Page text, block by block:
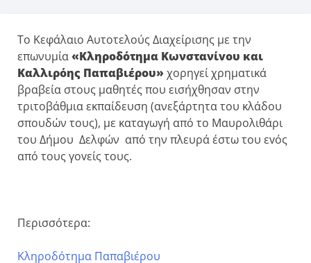
Το Κεφάλαιο Αυτοτελούς Διαχείρισης με την
επωνυμία«Κληροδότημα Κωνστανίvου και
Καλλιρόης Παπαβιέρου» χορηγεί χρηματικά
βραβεία στους μαθητές που εισήχθησαν στην
τριτοβάθμια εκπαίδευση (ανεξάρτητα του κλάδου
σπουδών τους), με καταγωγή από το Μαυρολιθάρι
του Δήμου Δελφών από την πλευρά έστω του εvός
από τους γοvείς τους.
Περισσότερα:
Κληροδότημα Παπαβιέρου